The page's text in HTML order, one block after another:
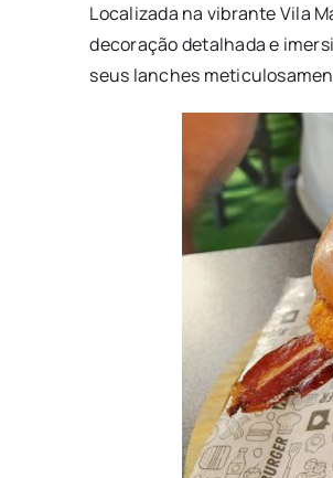
Localizada na vibrante Vila
decoração detalhada e
seus lanches